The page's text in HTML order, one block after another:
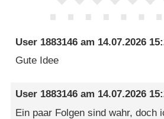
User 1883146 am 14.07.2026
Gute Idee
User 1883146 am 14.07.2026
Ein paar Folgen sind wahr, doch